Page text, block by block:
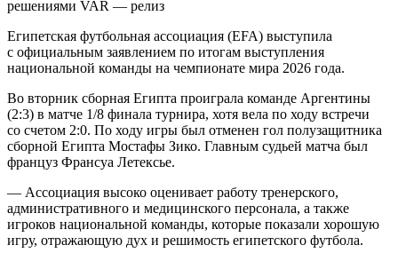
Египетская футбольная ассоциация (EFA) выступила
с официальным заявлением по итогам выступления
национальной команды на чемпионате мира 2026 года.
Во вторник сборная Египта проиграла команде Аргентины
(2:3) в матче 1/8 финала турнира, хотя вела по ходу встречи
со счетом 2:0. По ходу игры был отменен гол полузащитника
сборной Египта Мостафы Зико. Главным судьей матча был
француз Франсуа Летексье.
— Ассоциация высоко оценивает работу тренерского,
административного и медицинского персонала, а также
игроков национальной команды, которые показали хорошую
игру, отражающую дух и решимость египетского футбола.